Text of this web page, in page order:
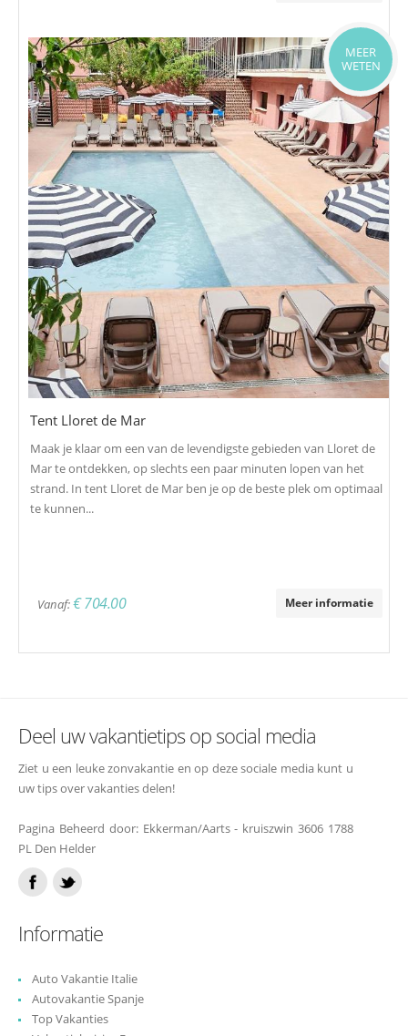
MEER
WETEN
Tent Lloret de Mar
Maak je klaar om een van de levendigste gebieden van Lloret de
Mar te ontdekken, op slechts een paar minuten lopen van het
strand. In tent Lloret de Mar ben je op de beste plek om optimaal
te kunnen...
Vanaf:€ 704.00 Meer informatie
Deel uw vakantietips op social media
Ziet u een leuke zonvakantie en op deze sociale media kunt u
uw tips over vakanties delen!
Pagina Beheerd door: Ekkerman/Aarts - kruiszwin 3606 1788
PL Den Helder
Informatie
Auto Vakantie Italie
Autovakantie Spanje
Top Vakanties